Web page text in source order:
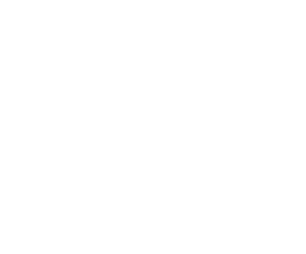
(Agua+Electricidad) supere
Tendrás todo tipo de
alimentación conocidas por
poder disfrutar del tiempo
a pocos metros.